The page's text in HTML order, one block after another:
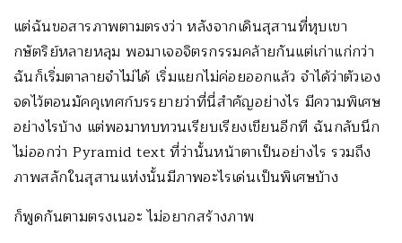
แต่ฉันขอสารภาพตามตรงว่า หลังจากเดินสุสานที่หุบเขา
กษัตริย์หลายหลุม พอมาเจอจิตรกรรมคล้ายกันแต่เก่าแก่กว่า
ฉันก็เริ่มตาลายจำไม่ได้ เริ่มแยกไม่ค่อยออกแล้ว จำได้ว่าตัวเอง
จดไว้ตอนมัคคุเทศก์บรรยายว่าที่นี่สำคัญอย่างไร มีความพิเศษ
อย่างไรบ้าง แต่พอมาทบทวนเรียบเรียงเขียนอีกที ฉันกลับนึก
ไม่ออกว่า Pyramid text ที่ว่านั้นหน้าตาเป็นอย่างไร รวมถึง
ภาพสลักในสุสานแห่งนั้นมีภาพอะไรเด่นเป็นพิเศษบ้าง
ก็พูดกันตามตรงเนอะ ไม่อยากสร้างภาพ